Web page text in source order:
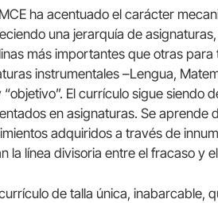
ha acentuado el carácter
una jerarquía de
más importantes que otras
instrumentales –Lengua,
“objetivo”. El currículo sigue
en asignaturas. Se aprende
adquiridos a través de
la línea divisoria entre el fracaso y
de talla única, inabarcable,